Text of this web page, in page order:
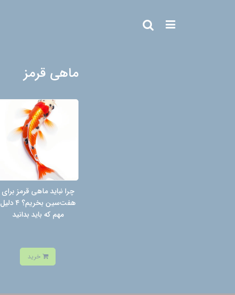
ماهی قرمز
چرا نباید ماهی قرمز برای
هفت‌سین بخریم؟ ۴ دلیل
مهم که باید بدانید